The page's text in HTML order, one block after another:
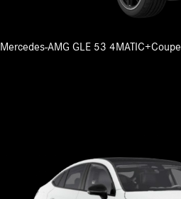
Mercedes-AMG GLE 53 4MATIC+Coupe